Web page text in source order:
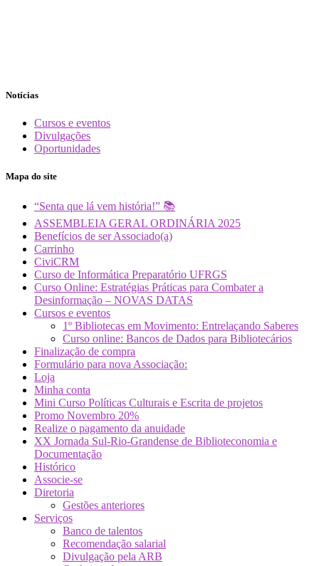
Notícias
Cursos e eventos
Divulgações
Oportunidades
Mapa do site
“Senta que lá vem história!” 📚
ASSEMBLEIA GERAL ORDINÁRIA 2025
Benefícios de ser Associado(a)
Carrinho
CiviCRM
Curso de Informática Preparatório UFRGS
Curso Online: Estratégias Práticas para Combater a
Desinformação – NOVAS DATAS
Cursos e eventos
1º Bibliotecas em Movimento: Entrelaçando Saberes
Curso online: Bancos de Dados para Bibliotecários
Finalização de compra
Formulário para nova Associação:
Loja
Minha conta
Mini Curso Políticas Culturais e Escrita de projetos
Promo Novembro 20%
Realize o pagamento da anuidade
XX Jornada Sul-Rio-Grandense de Biblioteconomia e
Documentação
Histórico
Associe-se
Diretoria
Gestões anteriores
Serviços
Banco de talentos
Recomendação salarial
Divulgação pela ARB